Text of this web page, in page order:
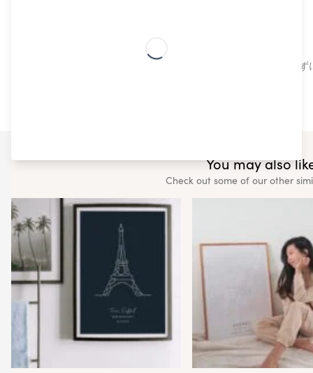
高品質でトレンドの北欧デザインは、プロの手も借り
You may also
Check out some of our other